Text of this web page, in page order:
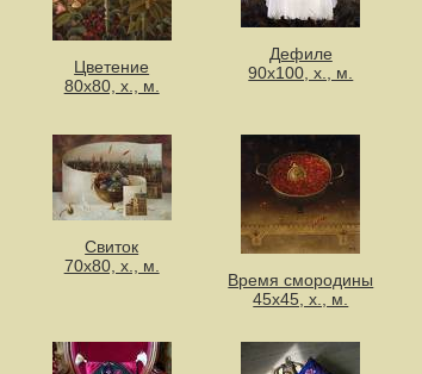
Цветение
80х80, х., м.
Дефиле
90х100, х., м.
Свиток
70х80, х., м.
Время смородины
45х45, х., м.